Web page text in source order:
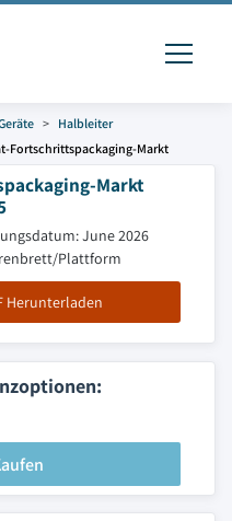
Halbleiter
Fortschrittspackaging-Markt
Markt
June 2026
Plattform
Herunterladen